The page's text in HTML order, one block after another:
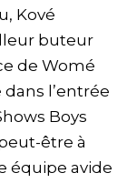
Kové
buteur
de Womé
l’entrée
Boys
être à
équipe avide